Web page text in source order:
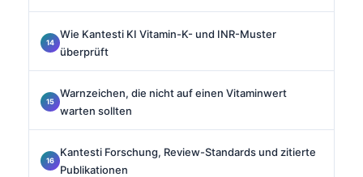
Wie Kantesti KI Vitamin-K- und INR-Muster
überprüft
Warnzeichen, die nicht auf einen Vitaminwert
warten sollten
Kantesti Forschung, Review-Standards und zitierte
Publikationen